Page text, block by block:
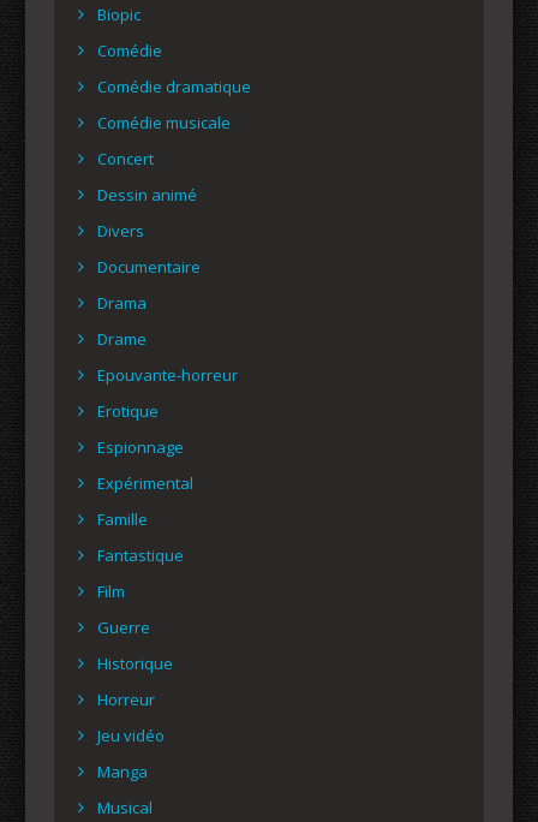
Biopic
Comédie
Comédie dramatique
Comédie musicale
Concert
Dessin animé
Divers
Documentaire
Drama
Drame
Epouvante-horreur
Erotique
Espionnage
Expérimental
Famille
Fantastique
Film
Guerre
Historique
Horreur
Jeu vidéo
Manga
Musical